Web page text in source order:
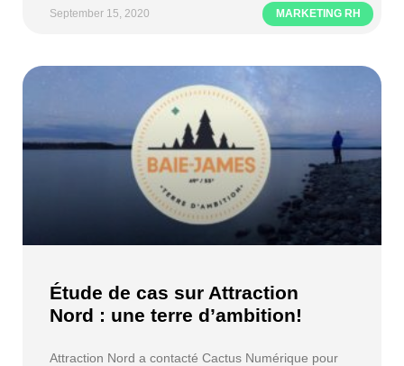
MARKETING RH
September 15, 2020
Étude de cas sur Attraction
Nord : une terre d’ambition!
Attraction Nord a contacté Cactus Numérique pour